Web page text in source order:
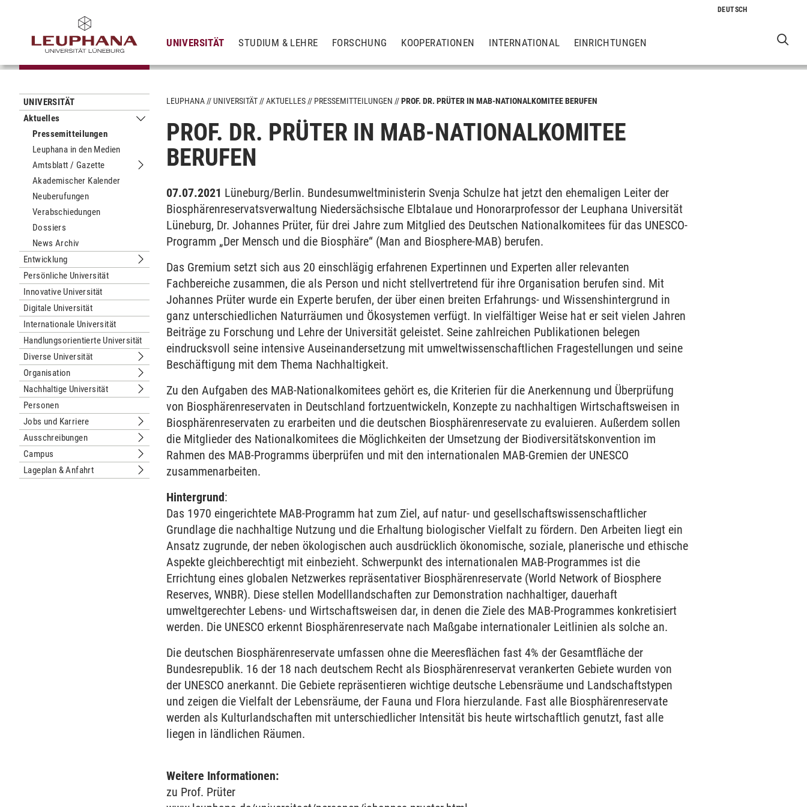
UNIVERSITÄT STUDIUM & LEHRE FORSCHUNG KOOPERATIONEN INTERNATIONAL EINRICHTUNGEN
UNIVERSITÄT
Aktuelles
Untermenu Aktuelles
Pressemitteilungen
Leuphana in den Medien
Amtsblatt / Gazette
Untermenu Amtsblatt / Gazette
Akademischer Kalender
Neuberufungen
Verabschiedungen
Dossiers
News Archiv
Entwicklung
Untermenu Entwicklung
Persönliche Universität
Innovative Universität
Digitale Universität
Internationale Universität
Handlungsorientierte Universität
Diverse Universität
Untermenu Diverse Universität
Organisation
Untermenu Organisation
Nachhaltige Universität
Untermenu Nachhaltige Universität
Personen
Jobs und Karriere
Untermenu Jobs und Karriere
Ausschreibungen
Untermenu Ausschreibungen
Campus
Untermenu Campus
Lageplan & Anfahrt
Untermenu Lageplan & Anfahrt
LEUPHANA UNIVERSITÄT AKTUELLES PRESSEMITTEILUNGEN PROF. DR. PRÜTER IN MAB-NATIONALKOMITEE BERUFEN
PROF. DR. PRÜTER IN MAB-NATIONALKOMITEE
BERUFEN
07.07.2021 Lüneburg/Berlin. Bundesumweltministerin Svenja Schulze hat jetzt den ehemaligen Leiter der
Biosphärenreservatsverwaltung Niedersächsische Elbtalaue und Honorarprofessor der Leuphana Universität
Lüneburg, Dr. Johannes Prüter, für drei Jahre zum Mitglied des Deutschen Nationalkomitees für das UNESCO-
Programm „Der Mensch und die Biosphäre“ (Man and Biosphere-MAB) berufen.
Das Gremium setzt sich aus 20 einschlägig erfahrenen Expertinnen und Experten aller relevanten
Fachbereiche zusammen, die als Person und nicht stellvertretend für ihre Organisation berufen sind. Mit
Johannes Prüter wurde ein Experte berufen, der über einen breiten Erfahrungs- und Wissenshintergrund in
ganz unterschiedlichen Naturräumen und Ökosystemen verfügt. In vielfältiger Weise hat er seit vielen Jahren
Beiträge zu Forschung und Lehre der Universität geleistet. Seine zahlreichen Publikationen belegen
eindrucksvoll seine intensive Auseinandersetzung mit umweltwissenschaftlichen Fragestellungen und seine
Beschäftigung mit dem Thema Nachhaltigkeit.
Zu den Aufgaben des MAB-Nationalkomitees gehört es, die Kriterien für die Anerkennung und Überprüfung
von Biosphärenreservaten in Deutschland fortzuentwickeln, Konzepte zu nachhaltigen Wirtschaftsweisen in
Biosphärenreservaten zu erarbeiten und die deutschen Biosphärenreservate zu evaluieren. Außerdem sollen
die Mitglieder des Nationalkomitees die Möglichkeiten der Umsetzung der Biodiversitätskonvention im
Rahmen des MAB-Programms überprüfen und mit den internationalen MAB-Gremien der UNESCO
zusammenarbeiten.
Hintergrund:
Das 1970 eingerichtete MAB-Programm hat zum Ziel, auf natur- und gesellschaftswissenschaftlicher
Grundlage die nachhaltige Nutzung und die Erhaltung biologischer Vielfalt zu fördern. Den Arbeiten liegt ein
Ansatz zugrunde, der neben ökologischen auch ausdrücklich ökonomische, soziale, planerische und ethische
Aspekte gleichberechtigt mit einbezieht. Schwerpunkt des internationalen MAB-Programmes ist die
Errichtung eines globalen Netzwerkes repräsentativer Biosphärenreservate (World Network of Biosphere
Reserves, WNBR). Diese stellen Modelllandschaften zur Demonstration nachhaltiger, dauerhaft
umweltgerechter Lebens- und Wirtschaftsweisen dar, in denen die Ziele des MAB-Programmes konkretisiert
werden. Die UNESCO erkennt Biosphärenreservate nach Maßgabe internationaler Leitlinien als solche an.
Die deutschen Biosphärenreservate umfassen ohne die Meeresflächen fast 4% der Gesamtfläche der
Bundesrepublik. 16 der 18 nach deutschem Recht als Biosphärenreservat verankerten Gebiete wurden von
der UNESCO anerkannt. Die Gebiete repräsentieren wichtige deutsche Lebensräume und Landschaftstypen
und zeigen die Vielfalt der Lebensräume, der Fauna und Flora hierzulande. Fast alle Biosphärenreservate
werden als Kulturlandschaften mit unterschiedlicher Intensität bis heute wirtschaftlich genutzt, fast alle
liegen in ländlichen Räumen.
Weitere Informationen:
zu Prof. Prüter